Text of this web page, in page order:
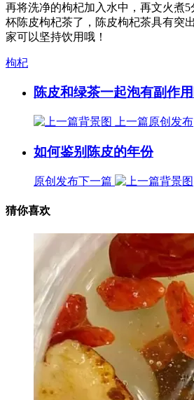
再将洗净的枸杞加入水中，再文火煮
杯陈皮枸杞茶了，陈皮枸杞茶具有突
家可以坚持饮用哦！
枸杞
陈皮和绿茶一起泡有副作
上一篇原创发布
如何鉴别陈皮的年份
原创发布下一篇
猜你喜欢